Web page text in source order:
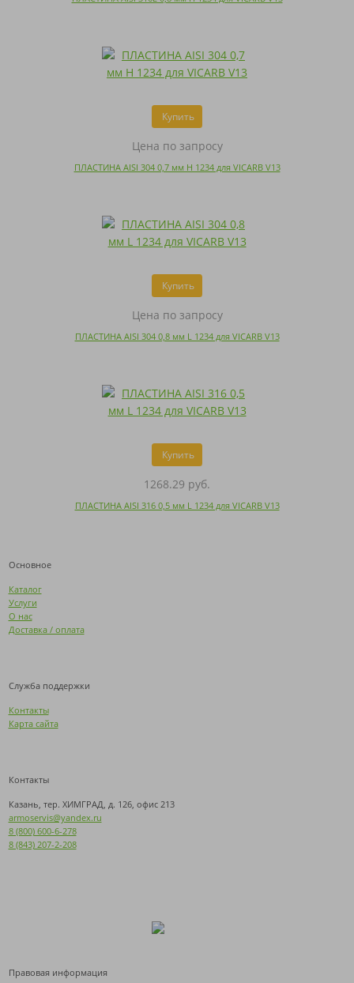
Купить
Цена по запросу
ПЛАСТИНА AISI 304 0,7 мм H 1234 для VICARB V13
Купить
Цена по запросу
ПЛАСТИНА AISI 304 0,8 мм L 1234 для VICARB V13
Купить
1268.29 руб.
ПЛАСТИНА AISI 316 0,5 мм L 1234 для VICARB V13
Основное
Каталог
Услуги
О нас
Доставка / оплата
Служба поддержки
Контакты
Карта сайта
Контакты
Казань, тер. ХИМГРАД, д. 126, офис 213
armoservis@yandex.ru
8 (800) 600-6-278
8 (843) 207-2-208
Правовая информация